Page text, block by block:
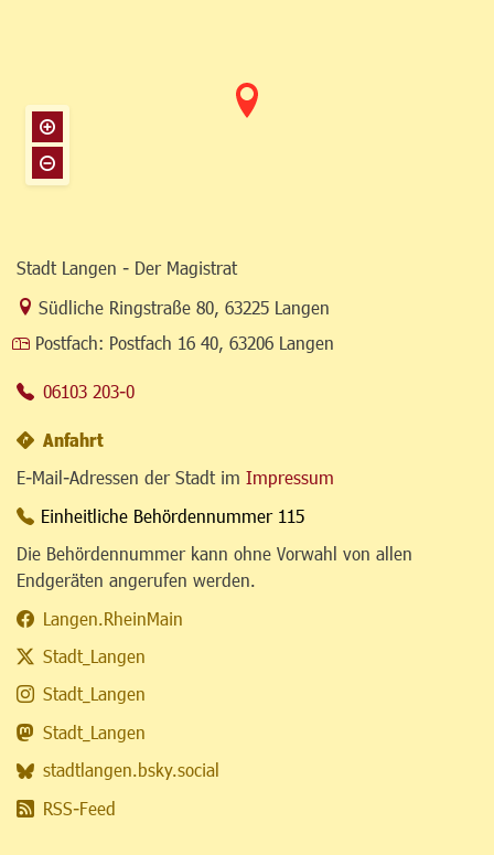
Stadt Langen - Der Magistrat
Link zur Google-Maps Navigation
Südliche Ringstraße 80, 63225 Langen
Postfach: Postfach 16 40, 63206 Langen
06103 203-0
Anfahrt
E-Mail-Adressen der Stadt im Impressum
Einheitliche Behördennummer 115
Die Behördennummer kann ohne Vorwahl von allen
Endgeräten angerufen werden.
Langen.RheinMain
Stadt_Langen
Stadt_Langen
Stadt_Langen
stadtlangen.bsky.social
RSS-Feed